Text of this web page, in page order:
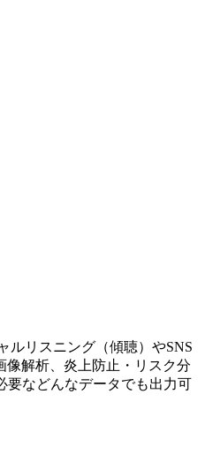
ルリスニング（傾聴）やSNS
解析、炎上防止・リスク分
要などんなデータでも出力可